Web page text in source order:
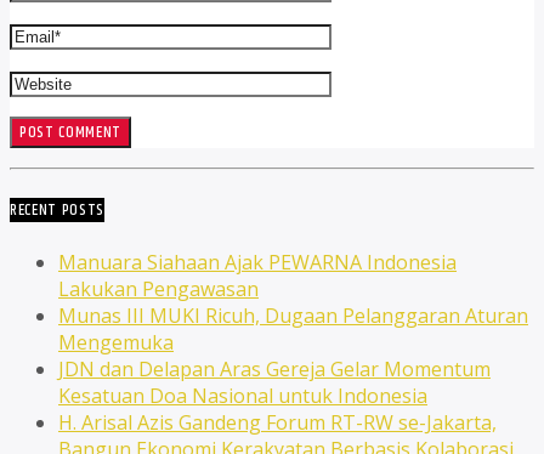
RECENT POSTS
Manuara Siahaan Ajak PEWARNA Indonesia
Lakukan Pengawasan
Munas III MUKI Ricuh, Dugaan Pelanggaran Aturan
Mengemuka
JDN dan Delapan Aras Gereja Gelar Momentum
Kesatuan Doa Nasional untuk Indonesia
H. Arisal Azis Gandeng Forum RT-RW se-Jakarta,